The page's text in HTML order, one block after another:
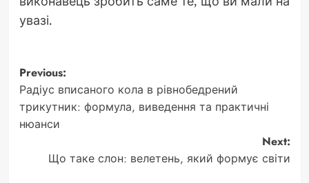
увазі.
Post
navigation
Previous:
Радіус вписаного кола в рівнобедрений
трикутник: формула, виведення та практичні
нюанси
Next:
Що таке слон: велетень, який формує світи